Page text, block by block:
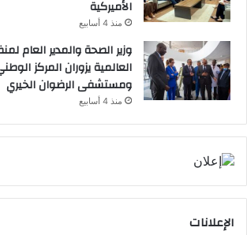
الأميركية
منذ 4 أسابيع
وزير الصحة والمدير العام
العالمية يزوران المركز
ومستشفى الرضوان الخيري
منذ 4 أسابيع
الإعلانات